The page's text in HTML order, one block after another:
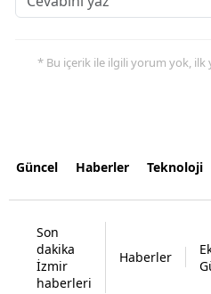
* Bu içerik ile ilgili yorum yok, ilk
Güncel Haberler Teknoloji
Son
dakika
İzmir
haberleri
Haberler